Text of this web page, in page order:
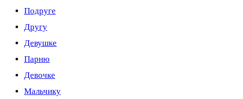
Подруге
Другу
Девушке
Парню
Девочке
Мальчику